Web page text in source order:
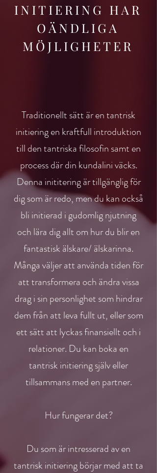
INITIERING HAR
OÄNDLIGA
MÖJLIGHETER
Traditionellt sätt är en tantrisk
initiering en kraftfull introduktion
till den tantriska filosofin samt en
process där din kundalini väcks.
Denna inititering är tillgänglig för
dig som är redo, men du kan också
bli initierad i gudomlignjutning
och lära dig allt om hur du blir en
fantastisk älskare/ älskarinna.
Många väljer att använda tiden för
att transformera och ändra vissa
drag i sin personlighet som hindrar
dem från att leva fullt ut, eller som
ett sätt att lyckasfinansiellt och i
relationer. Du kan boka en
tantrisk initiering själv eller
tillsammans med en partner.
Hur fungerar det?
Du som är intresserad av en
tantrisk initiering börjar med att ta